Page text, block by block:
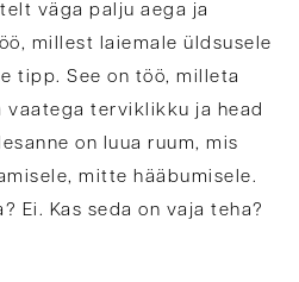
väga palju aega ja
millest laiemale üldsusele
tipp. See on töö, milleta
vaatega terviklikku ja head
on luua ruum, mis
mitte hääbumisele.
Ei. Kas seda on vaja teha?